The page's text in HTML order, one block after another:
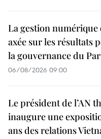
La gestion numérique
axée sur les résultats
la gouvernance du
06/08/2026 09:00
Le président de l’AN
inaugure une
ans des relations